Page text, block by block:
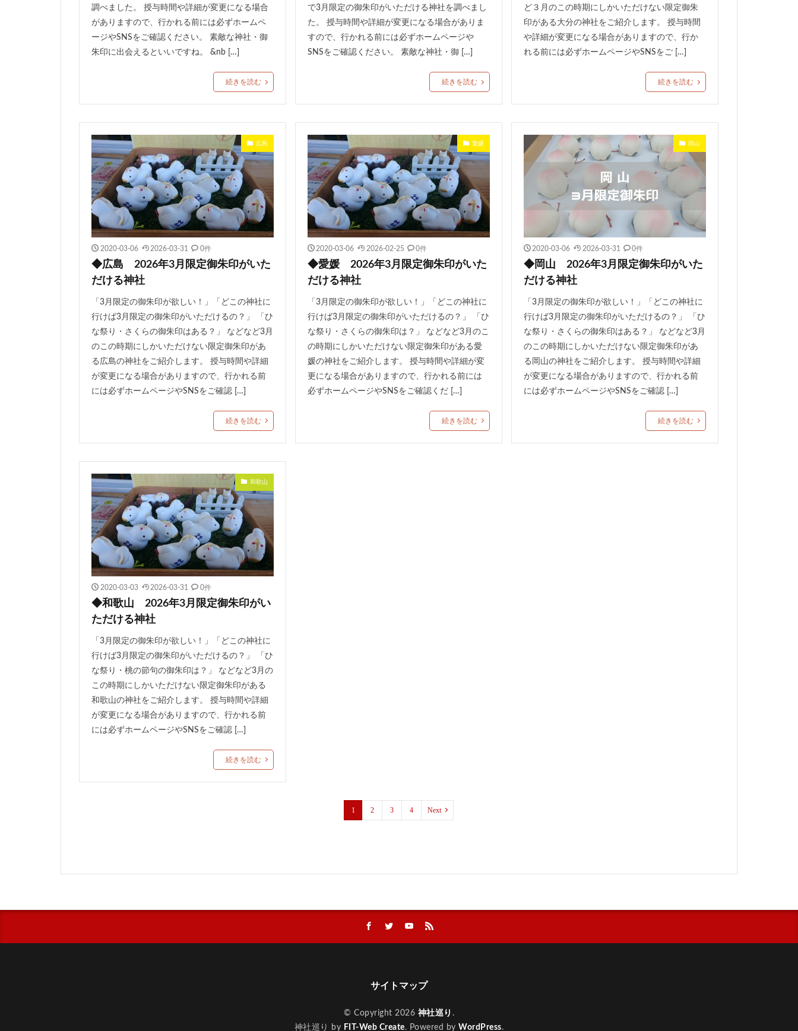
調べました。 授与時間や詳細が変更になる場合
がありますので、行かれる前には必ずホームペ
ージやSNSをご確認ください。 素敵な神社・御
朱印に出会えるといいですね。 &nb […]
続きを読む
で3月限定の御朱印がいただける神社を調べまし
た。 授与時間や詳細が変更になる場合がありま
すので、行かれる前には必ずホームページや
SNSをご確認ください。 素敵な神社・御 […]
続きを読む
ど３月のこの時期にしかいただけない限定御朱
印がある大分の神社をご紹介します。 授与時間
や詳細が変更になる場合がありますので、行か
れる前には必ずホームページやSNSをご […]
続きを読む
広島
2020-03-06 2026-03-31 0件
◆広島 2026年3月限定御朱印がいた
だける神社
「3月限定の御朱印が欲しい！」「どこの神社に
行けば3月限定の御朱印がいただけるの？」 「ひ
な祭り・さくらの御朱印はある？」 などなど3月
のこの時期にしかいただけない限定御朱印があ
る広島の神社をご紹介します。 授与時間や詳細
が変更になる場合がありますので、行かれる前
には必ずホームページやSNSをご確認 […]
続きを読む
愛媛
2020-03-06 2026-02-25 0件
◆愛媛 2026年3月限定御朱印がいた
だける神社
「3月限定の御朱印が欲しい！」「どこの神社に
行けば3月限定の御朱印がいただけるの？」 「ひ
な祭り・さくらの御朱印は？」 などなど3月のこ
の時期にしかいただけない限定御朱印がある愛
媛の神社をご紹介します。 授与時間や詳細が変
更になる場合がありますので、行かれる前には
必ずホームページやSNSをご確認くだ […]
続きを読む
岡山
2020-03-06 2026-03-31 0件
◆岡山 2026年3月限定御朱印がいた
だける神社
「3月限定の御朱印が欲しい！」「どこの神社に
行けば3月限定の御朱印がいただけるの？」 「ひ
な祭り・さくらの御朱印はある？」 などなど3月
のこの時期にしかいただけない限定御朱印があ
る岡山の神社をご紹介します。 授与時間や詳細
が変更になる場合がありますので、行かれる前
には必ずホームページやSNSをご確認 […]
続きを読む
和歌山
2020-03-03 2026-03-31 0件
◆和歌山 2026年3月限定御朱印がい
ただける神社
「3月限定の御朱印が欲しい！」「どこの神社に
行けば3月限定の御朱印がいただけるの？」 「ひ
な祭り・桃の節句の御朱印は？」 などなど3月の
この時期にしかいただけない限定御朱印がある
和歌山の神社をご紹介します。 授与時間や詳細
が変更になる場合がありますので、行かれる前
には必ずホームページやSNSをご確認 […]
続きを読む
1 2 3 4 Next
サイトマップ
© Copyright 2026 神社巡り .
神社巡り by FIT-Web Create. Powered byWordPress.